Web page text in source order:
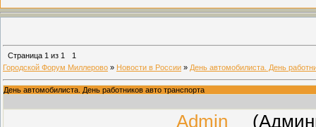
Страница 1 из 1
1
Городской Форум Миллерово » Новости в России » День автомобилиста. День
День автомобилиста. День работников авто транспорта
Admin